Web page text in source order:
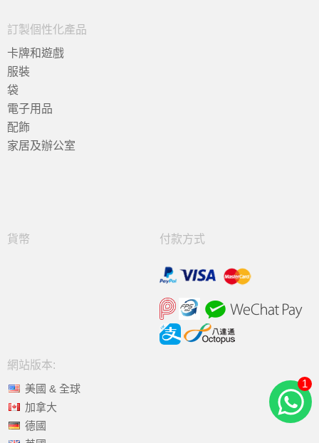
訂製個性化產品
卡牌和遊戲
服裝
袋
電子用品
配飾
家居及辦公室
貨幣 付款方式
網站版本:
美國 & 全球
加拿大
德國
1